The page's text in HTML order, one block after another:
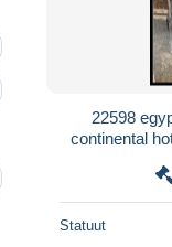
22598
continental
Statuut